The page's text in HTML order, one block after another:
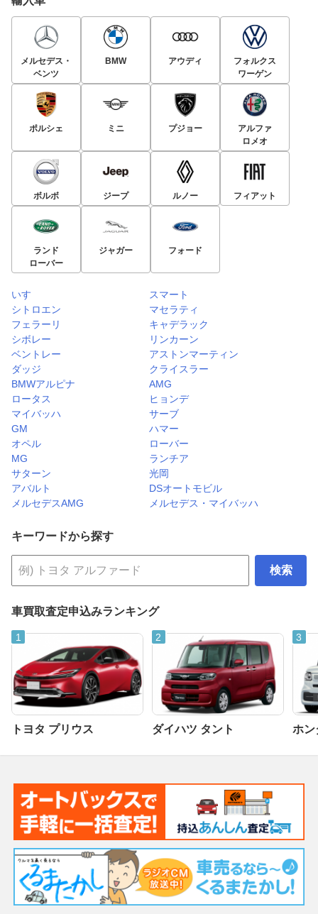
メルセデス・
ベンツ
BMW アウディ
フォルクス
ワーゲン
ポルシェ ミニ プジョー
アルファ
ロメオ
ボルボ ジープ ルノー フィアット
ランド
ローバー
ジャガー フォード
いすゞ
スマート
シトロエン
マセラティ
フェラーリ
キャデラック
シボレー
リンカーン
ベントレー
アストンマーティン
ダッジ
クライスラー
BMWアルピナ
AMG
ロータス
ヒョンデ
マイバッハ
サーブ
GM
ハマー
オペル
ローバー
MG
ランチア
サターン
光岡
アバルト
DSオートモビル
メルセデスAMG
メルセデス・マイバッハ
キーワードから探す
検索
車買取査定申込みランキング
トヨタ プリウス ダイハツ タント ホン